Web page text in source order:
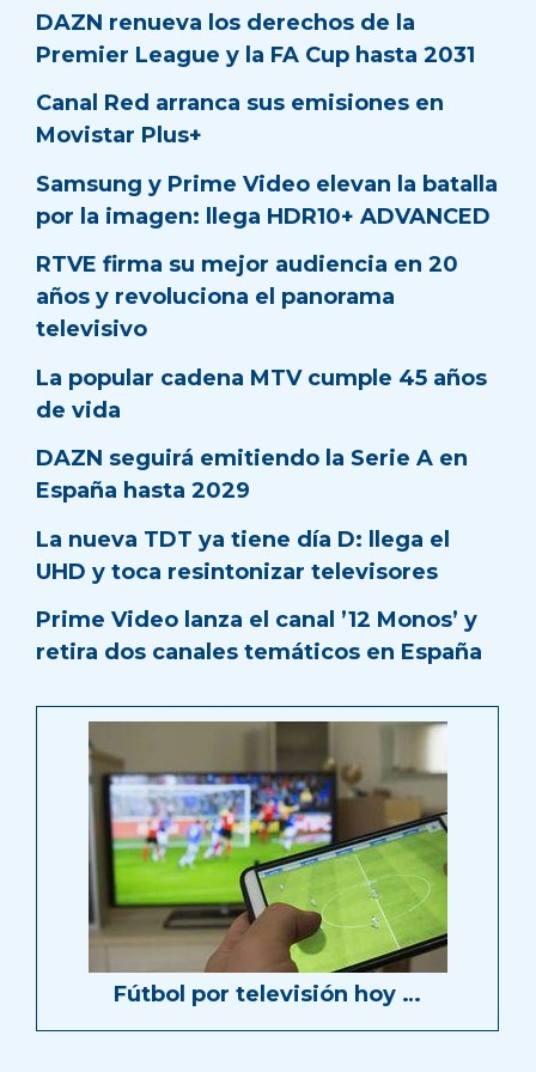
DAZN renueva los derechos de la
Premier League y la FA Cup hasta 2031
Canal Red arranca sus emisiones en
Movistar Plus+
Samsung y Prime Video elevan la batalla
por la imagen: llega HDR10+ ADVANCED
RTVE firma su mejor audiencia en 20
años y revoluciona el panorama
televisivo
La popular cadena MTV cumple 45 años
de vida
DAZN seguirá emitiendo la Serie A en
España hasta 2029
La nueva TDT ya tiene día D: llega el
UHD y toca resintonizar televisores
Prime Video lanza el canal ’12 Monos’ y
retira dos canales temáticos en España
Fútbol por televisión hoy …